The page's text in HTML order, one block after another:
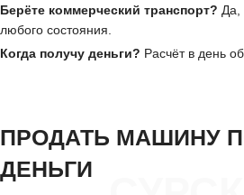
Берёте коммерческий транспорт? Да,
любого состояния.
Когда получу деньги? Расчёт в день
ПРОДАТЬ МАШИНУ
ДЕНЬГИ